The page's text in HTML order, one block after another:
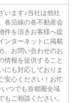
います♪当社は他社
各沿線の各不動産会
件を頂きお客様へ提
ンターネットに掲載
、お問い合わせのお
情報を提供すること
にも対応しておりま
安心ください！お忙
つでも首都圏全域
ご相談ください。